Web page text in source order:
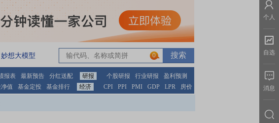
妙想大模型 0
报表 最新预告 分红送配 研报 个股研报 行业研报
盈利预测
值 基金定投 基金排行 经济 CPI PPI PMI GDP LPR 房价
个人
自选
消息